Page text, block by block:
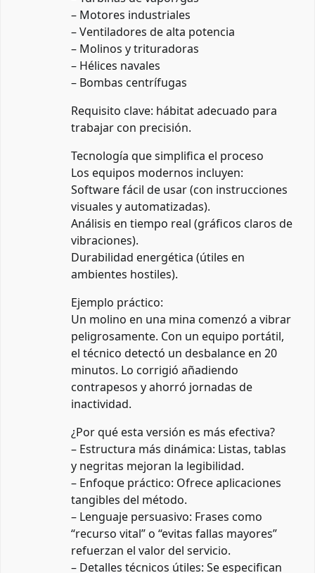
– Motores industriales
– Ventiladores de alta potencia
– Molinos y trituradoras
– Hélices navales
– Bombas centrífugas
Requisito clave: hábitat adecuado para
trabajar con precisión.
Tecnología que simplifica el proceso
Los equipos modernos incluyen:
Software fácil de usar (con instrucciones
visuales y automatizadas).
Análisis en tiempo real (gráficos claros de
vibraciones).
Durabilidad energética (útiles en
ambientes hostiles).
Ejemplo práctico:
Un molino en una mina comenzó a vibrar
peligrosamente. Con un equipo portátil,
el técnico detectó un desbalance en 20
minutos. Lo corrigió añadiendo
contrapesos y ahorró jornadas de
inactividad.
¿Por qué esta versión es más efectiva?
– Estructura más dinámica: Listas, tablas
y negritas mejoran la legibilidad.
– Enfoque práctico: Ofrece aplicaciones
tangibles del método.
– Lenguaje persuasivo: Frases como
“recurso vital” o “evitas fallas mayores”
refuerzan el valor del servicio.
– Detalles técnicos útiles: Se especifican